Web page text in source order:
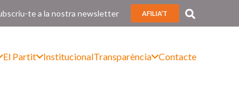
te a la nostra newsletter AFILIA’T
El Partit InstitucionalTransparència Contacte